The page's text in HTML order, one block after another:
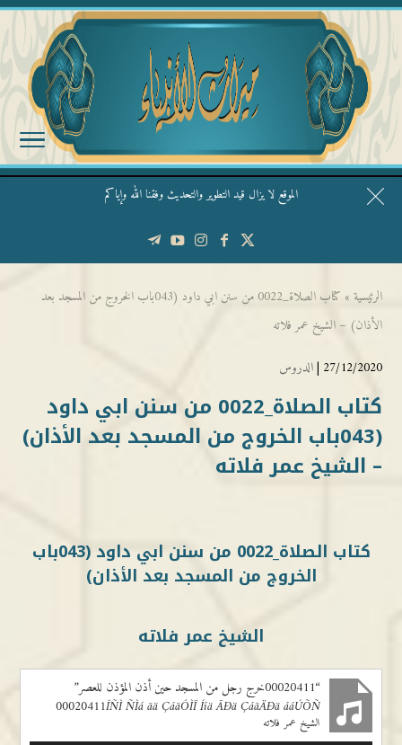
الموقع لا يزال قيد التطوير والتحديث وفقنا الله وإياكم
قال الشيخ ربيع وفقه الله: نحن ليس عندنا تقديس الأشخاص
الرئيسية »
كتاب الصلاة_0022 من سنن ابي داود (043باب الخروج من المسجد بعد
الأذان) – الشيخ عمر فلاته
27/12/2020 | الدروس
كتاب الصلاة_0022 من سنن ابي داود
(043باب الخروج من المسجد بعد الأذان)
– الشيخ عمر فلاته
كتاب الصلاة_0022 من سنن ابي داود (043باب
الخروج من المسجد بعد الأذان)
الشيخ عمر فلاته
“00020411خرج رجل من المسجد حين أذن المؤذن للعصر”
00020411ÎÑÌ ÑÌá ãä ÇáãÓÌÏ Ííä ÃÐä ÇáãÄÐä ááÚÕÑ
الشيخ عمر فلاته